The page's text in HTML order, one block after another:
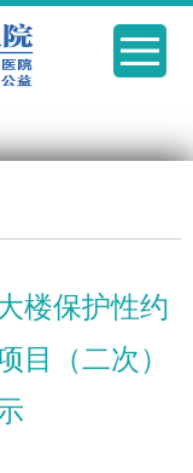
楼保护性约
目（二次）